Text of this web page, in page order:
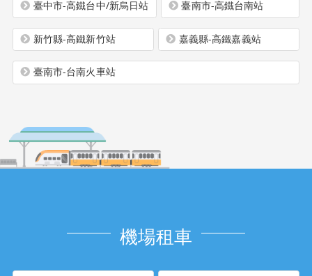
臺中市-高鐵台中/新烏日站 臺南市-高鐵台南站
新竹縣-高鐵新竹站 嘉義縣-高鐵嘉義站
臺南市-台南火車站
機場租車